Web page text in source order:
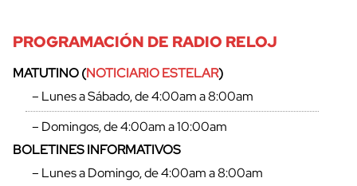
PROGRAMACIÓN DE RADIO RELOJ
MATUTINO (NOTICIARIO ESTELAR)
– Lunes a Sábado, de 4:00am a 8:00am
– Domingos, de 4:00am a 10:00am
BOLETINES INFORMATIVOS
– Lunes a Domingo, de 4:00am a 8:00am